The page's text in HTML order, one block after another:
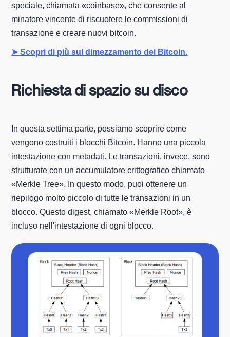
speciale, chiamata «coinbase», che consente al
minatore vincente di riscuotere le commissioni di
transazione e creare nuovi bitcoin.
➤ Scopri di più sul dimezzamento dei Bitcoin.
Richiesta di spazio su disco
In questa settima parte, possiamo scoprire come
vengono costruiti i blocchi Bitcoin. Hanno una piccola
intestazione con metadati. Le transazioni, invece, sono
strutturate con un accumulatore crittografico chiamato
«Merkle Tree». In questo modo, puoi ottenere un
riepilogo molto piccolo di tutte le transazioni in un
blocco. Questo digest, chiamato «Merkle Root», è
incluso nell'intestazione di ogni blocco.